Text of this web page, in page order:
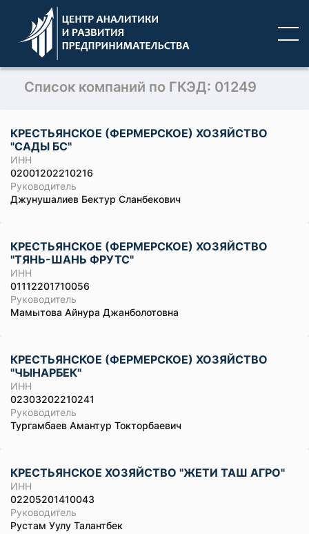
Список компаний по ГКЭД: 01249
КРЕСТЬЯНСКОЕ (ФЕРМЕРСКОЕ) ХОЗЯЙСТВО
"САДЫ БС"
ИНН
02001202210216
Руководитель
Джунушалиев Бектур Сланбекович
КРЕСТЬЯНСКОЕ (ФЕРМЕРСКОЕ) ХОЗЯЙСТВО
"ТЯНЬ-ШАНЬ ФРУТС"
ИНН
01112201710056
Руководитель
Мамытова Айнура Джанболотовна
КРЕСТЬЯНСКОЕ (ФЕРМЕРСКОЕ) ХОЗЯЙСТВО
"ЧЫНАРБЕК"
ИНН
02303202210241
Руководитель
Тургамбаев Амантур Токторбаевич
КРЕСТЬЯНСКОЕ ХОЗЯЙСТВО "ЖЕТИ ТАШ АГРО"
ИНН
02205201410043
Руководитель
Рустам Уулу Талантбек